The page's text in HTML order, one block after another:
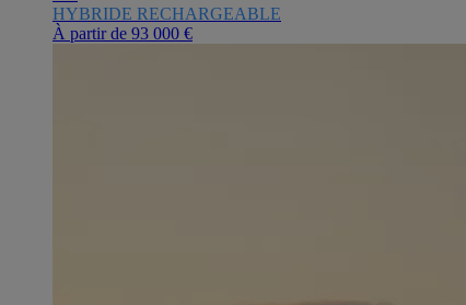
HYBRIDE RECHARGEABLE
À partir de 93 000 €